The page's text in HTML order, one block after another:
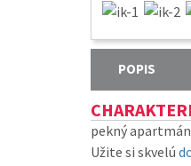
POPIS
pekný
Užite si skvelú